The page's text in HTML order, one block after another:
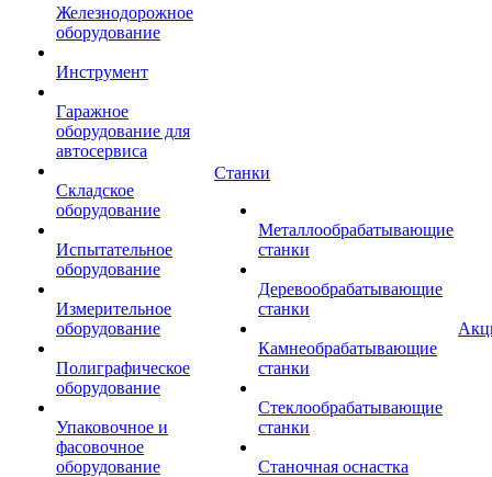
Железнодорожное
оборудование
Инструмент
Гаражное
оборудование для
автосервиса
Складское
оборудование
Испытательное
оборудование
Измерительное
оборудование
Полиграфическое
оборудование
Упаковочное и
фасовочное
оборудование
Станки
Металлообрабатывающие
станки
Деревообрабатывающие
станки
Камнеобрабатывающие
станки
Стеклообрабатывающие
станки
Станочная оснастка